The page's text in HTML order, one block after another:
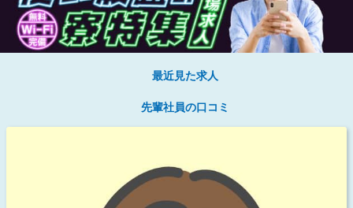
最近見た求人
先輩社員の口コミ